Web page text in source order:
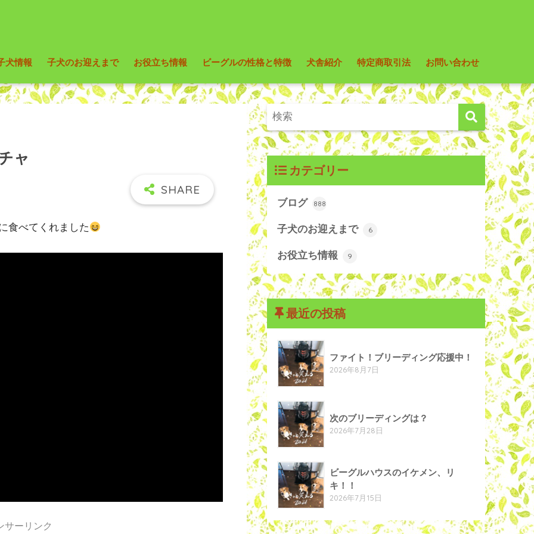
犬情報 子犬のお迎えまで お役立ち情報 ビーグルの性格と特徴 犬舎紹介 特定商取引法 お問い合わせ
ャ
食べてくれました
サーリンク
カテゴリー
ブログ 888
子犬のお迎えまで 6
お役立ち情報 9
最近の投稿
ファイト！ブリーディング応援中！
2026年8月7日
次のブリーディングは？
2026年7月28日
ビーグルハウスのイケメン、リ
キ！！
2026年7月15日